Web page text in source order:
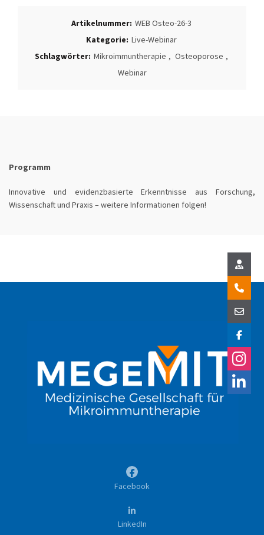
Artikelnummer: WEB Osteo-26-3
Kategorie: Live-Webinar
Schlagwörter: Mikroimmuntherapie , Osteoporose ,
Webinar
Programm
Innovative und evidenzbasierte Erkenntnisse aus Forschung,
Wissenschaft und Praxis – weitere Informationen folgen!
Facebook
LinkedIn